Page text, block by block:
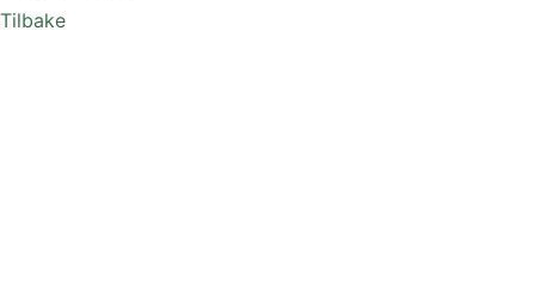
Tilbake